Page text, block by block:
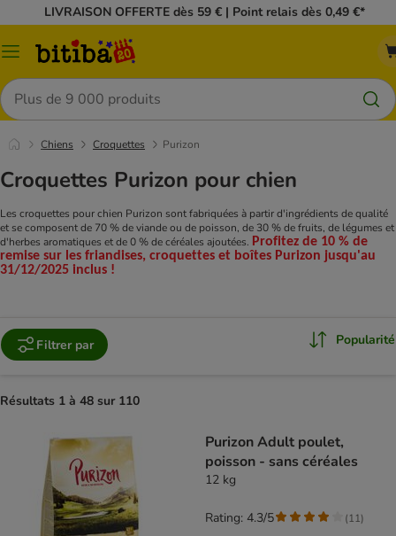
LIVRAISON OFFERTE dès 59 € | Point relais dès 0,49 €*
Menu
Rechercher
Chiens Croquettes Purizon
Croquettes Purizon pour chien
Les croquettes pour chien Purizon sont fabriquées à partir d'ingrédients de qualité
et se composent de 70 % de viande ou de poisson, de 30 % de fruits, de légumes et
d'herbes aromatiques et de 0 % de céréales ajoutées. Profitez de 10 % de
remise sur les friandises, croquettes et boîtes Purizon jusqu'au
31/12/2025 inclus !
Filtrer par Popularité
Résultats 1 à 48 sur 110
Purizon Adult poulet,
poisson - sans céréales
12 kg
Rating: 4.3/5 (11)